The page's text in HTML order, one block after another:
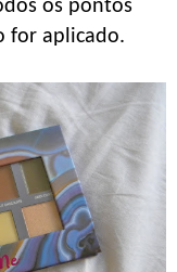
os pontos
for aplicado.